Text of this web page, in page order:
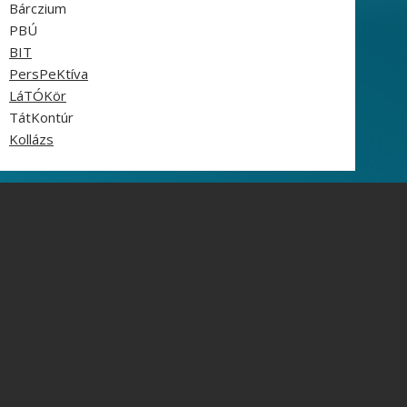
Bárczium
PBÚ
BIT
PersPeKtíva
LáTÓKör
TátKontúr
Kollázs